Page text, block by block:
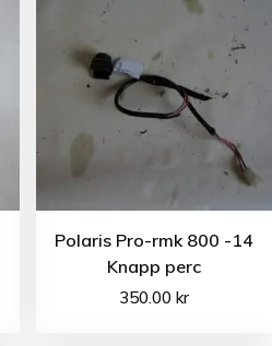
Polaris Pro-rmk 800 -14
Knapp perc
350.00 kr